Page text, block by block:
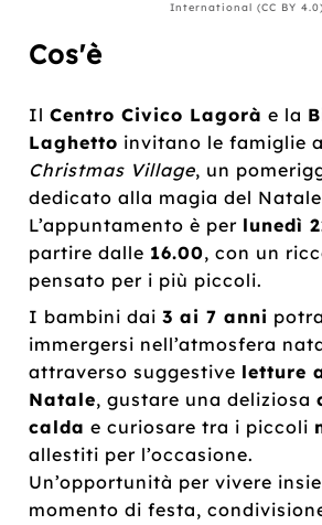
International (CC BY 4.0)
Cos'è
IlCentro Civico Lagorà e la
Laghetto invitano le famiglie
Christmas Village, un
dedicato alla magia del
L’appuntamento è per lunedì
partire dalle 16.00, con un
pensato per i più piccoli.
I bambini dai3 ai 7 anni
immergersi nell’atmosfera
attraverso suggestive letture
Natale, gustare una deliziosa
calda e curiosare tra i piccoli
allestiti per l’occasione.
Un’opportunità per vivere
momento di festa,